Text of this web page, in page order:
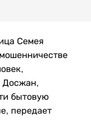
Семея
Досжан,
бытовую
передает